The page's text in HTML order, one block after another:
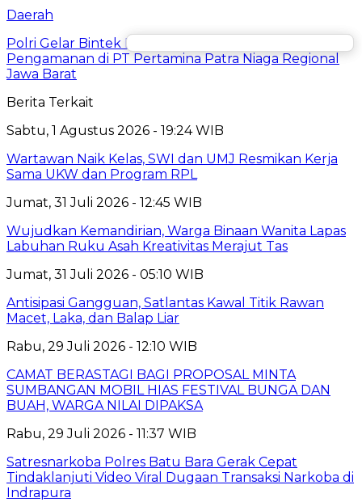
Daerah
Polri Gelar Bintek Implementasi Sistem Manajemen
Pengamanan di PT Pertamina Patra Niaga Regional
Jawa Barat
Berita Terkait
Sabtu, 1 Agustus 2026 - 19:24 WIB
Wartawan Naik Kelas, SWI dan UMJ Resmikan Kerja
Sama UKW dan Program RPL
Jumat, 31 Juli 2026 - 12:45 WIB
Wujudkan Kemandirian, Warga Binaan Wanita Lapas
Labuhan Ruku Asah Kreativitas Merajut Tas
Jumat, 31 Juli 2026 - 05:10 WIB
Antisipasi Gangguan, Satlantas Kawal Titik Rawan
Macet, Laka, dan Balap Liar
Rabu, 29 Juli 2026 - 12:10 WIB
CAMAT BERASTAGI BAGI PROPOSAL MINTA
SUMBANGAN MOBIL HIAS FESTIVAL BUNGA DAN
BUAH, WARGA NILAI DIPAKSA
Rabu, 29 Juli 2026 - 11:37 WIB
Satresnarkoba Polres Batu Bara Gerak Cepat
Tindaklanjuti Video Viral Dugaan Transaksi Narkoba di
Indrapura